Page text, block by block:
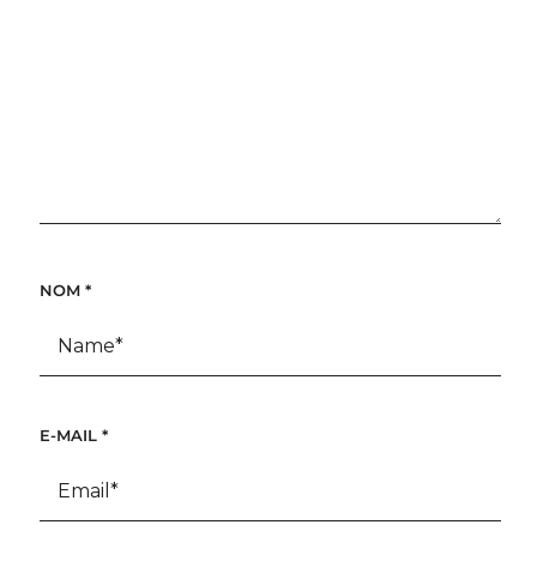
NOM *
E-MAIL *